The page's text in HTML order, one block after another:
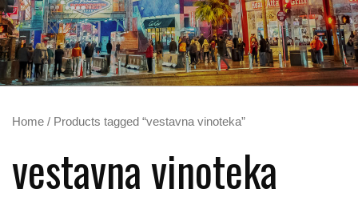
Home / Products tagged “vestavna vinoteka”
vestavna vinoteka